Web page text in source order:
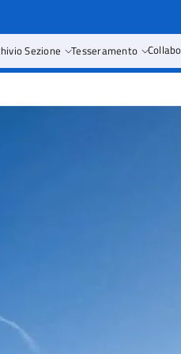
Sezione Tesseramento